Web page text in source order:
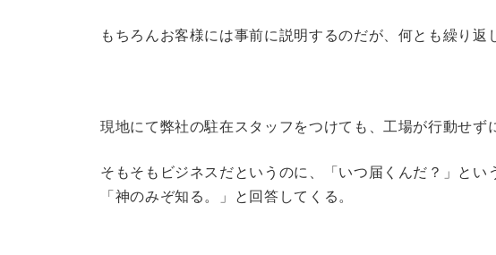
もちろんお客様には事前に説明するのだが、何とも繰り返
現地にて弊社の駐在スタッフをつけても、工場が行動せず
そもそもビジネスだというのに、「いつ届くんだ？」とい
「神のみぞ知る。」と回答してくる。